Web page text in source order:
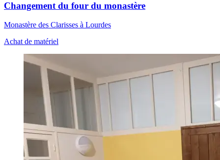
Changement du four du monastère
Monastère des Clarisses à Lourdes
Achat de matériel